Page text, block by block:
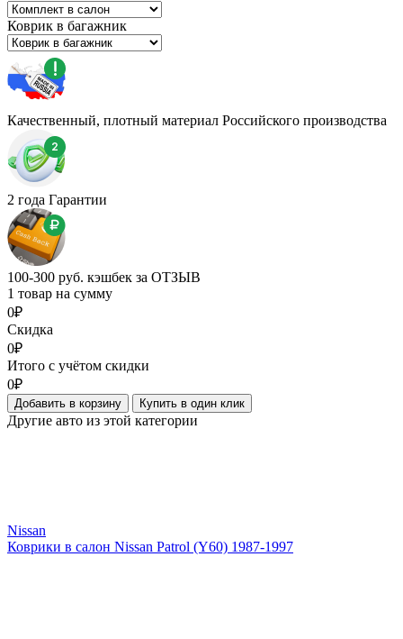
Коврик в багажник
Качественный, плотный материал Российского производства
2 года Гарантии
100-300 руб. кэшбек за ОТЗЫВ
1 товар на сумму
0₽
Скидка
0₽
Итого с учётом скидки
0₽
Добавить в корзину Купить в один клик
Другие авто из этой категории
Nissan
Коврики в салон Nissan Patrol (Y60) 1987-1997